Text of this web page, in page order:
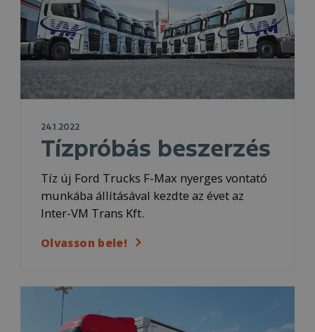
24.1.2022
Tízpróbás beszerzés
Tíz új Ford Trucks F-Max nyerges vontató
munkába állításával kezdte az évet az
Inter-VM Trans Kft.
Olvasson bele!